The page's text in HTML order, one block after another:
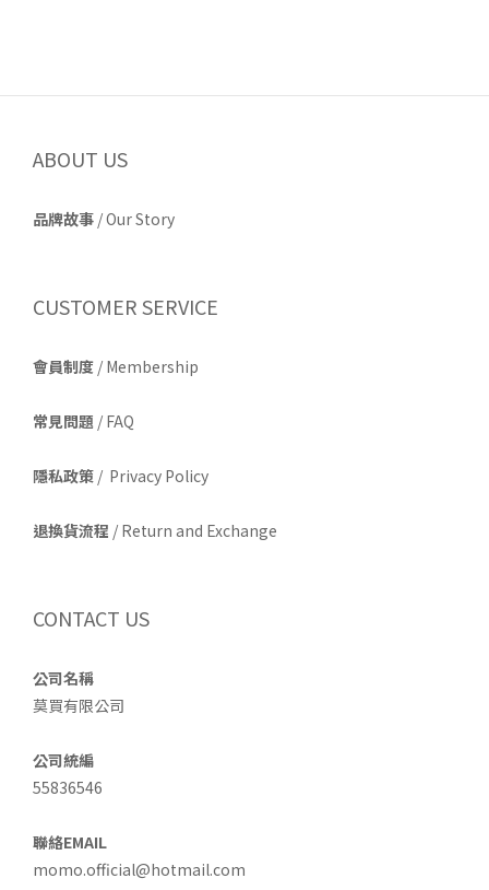
ABOUT US
品牌故事 /Our Story
CUSTOMER SERVICE
會員制度 / Membership
常見問題 / FAQ
隱私政策 / Privacy Policy
退換貨流程 / Return and Exchange
CONTACT US
公司名稱
莫買有限公司
公司統編
55836546
聯絡EMAIL
momo.official@hotmail.com